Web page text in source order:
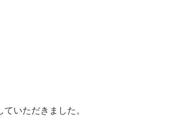
いただきました。